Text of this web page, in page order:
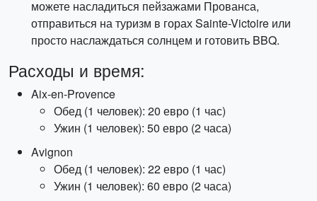
можете насладиться пейзажами Прованса,
отправиться на туризм в горах Sainte-Victoire или
просто наслаждаться солнцем и готовить BBQ.
Расходы и время:
Aix-en-Provence
Обед (1 человек): 20 евро (1 час)
Ужин (1 человек): 50 евро (2 часа)
Avignon
Обед (1 человек): 22 евро (1 час)
Ужин (1 человек): 60 евро (2 часа)